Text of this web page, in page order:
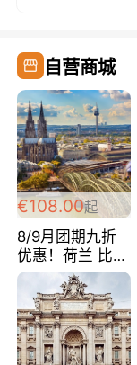
自营商城
€108.00起
8/9月团期九折
优惠！荷兰 比利
时 卢森堡 德国
法国 超爽玩遍西
欧 循环线 全程
四星宾馆 108欧/
人/天